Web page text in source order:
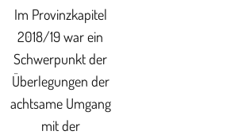
Im Provinzkapitel
2018/19 war ein
Schwerpunkt der
Überlegungen der
achtsame Umgang
mit der